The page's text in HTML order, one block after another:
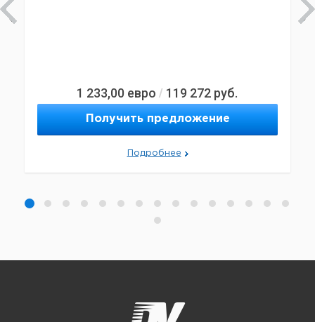
1 233,00 евро / 119 272 руб.
Получить предложение
Подробнее